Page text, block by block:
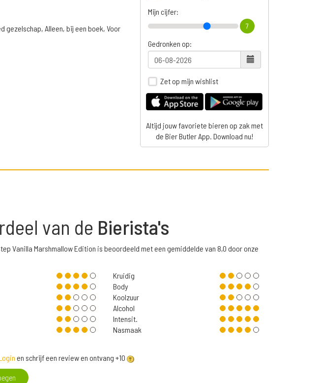
gezelschap, Alleen, bij een boek, Voor
Mijn cijfer:
7
Gedronken op:
Zet op mijn wishlist
Altijd jouw favoriete bieren op zak met
de Bier Butler App. Download nu!
van de Bierista's
Vanilla Marshmallow Edition is beoordeeld met een gemiddelde van 8,0 door onze
Kruidig
Body
Koolzuur
Alcohol
Intensit.
Nasmaak
en schrijf een review en ontvang +10